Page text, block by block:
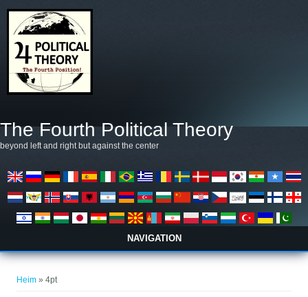
The Fourth Political Theory
beyond left and right but against the center
NAVIGATION
Heim » 4pt